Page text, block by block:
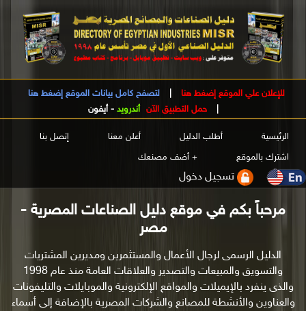
للإعلان علي الموقع إضغط هنا
لتصفح كامل بيانات الموقع إضغط هنا
حمل التطبيق الآن أندرويد - أيفون
الرئيسية أطلب الدليل أعلن معنا
إتصل بنا
اشترك بالموقع
+ أضف مصنعك
تسجيل دخول
مرحباً بكم في موقع دليل الصناعات المصرية -
مصر
الدليل الرسمى لرجال الأعمال والمستثمرين ومديرين المشتريات
والتسويق والمبيعات والتصدير والعلاقات العامة منذ عام 1998
والذى ينفرد بالإيميلات والمواقع الإلكترونية والموبايلات والتليفونات
والعناوين والأنشطة للمصانع والشركات المصرية بالإضافة إلى أسماء